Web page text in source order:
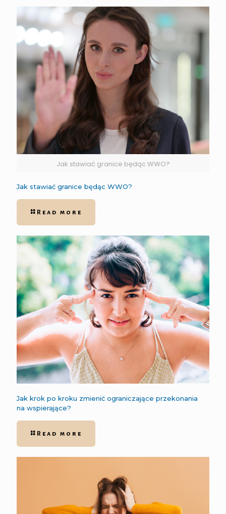
Jak stawiać granice będąc WWO?
Jak stawiać granice będąc WWO?
Read more
Jak krok po kroku zmienić ograniczające przekonania
na wspierające?
Read more